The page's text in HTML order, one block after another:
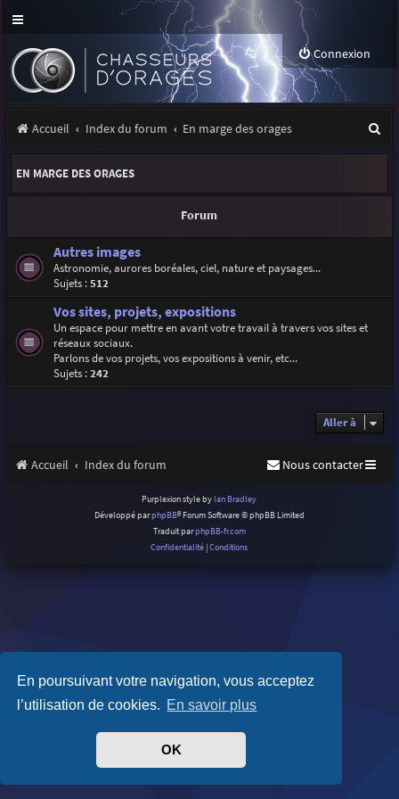
En poursuivant votre navigation, vous acceptez
l’utilisation de cookies. En savoir plus
OK
Connexion
Accueil Index du forum En marge des orages
e
e
EN MARGE DES ORAGES
Forum
Autres images
Astronomie, aurores boréales, ciel, nature et paysages...
Sujets :512
Vos sites, projets, expositions
Un espace pour mettre en avant votre travail à travers vos sites et
réseaux sociaux.
Parlons de vos projets, vos expositions à venir, etc...
Sujets :242
Aller à
Accueil Index du forum Nous contacter
Purplexion style by Ian Bradley
Développé parphpBB® Forum Software © phpBB Limited
Traduit parphpBB-fr.com
Confidentialité |Conditions